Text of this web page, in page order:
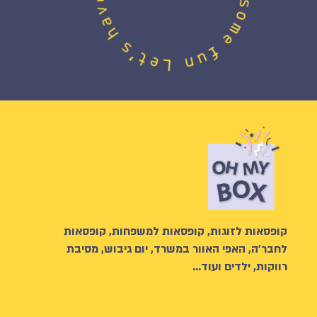
קופסאות לזוגות, קופסאות למשפחות, קופסאות
לחבר’ה, האפי האוור במשרד, יום גיבוש, מסיבת
רווקות, ילדים ועוד…